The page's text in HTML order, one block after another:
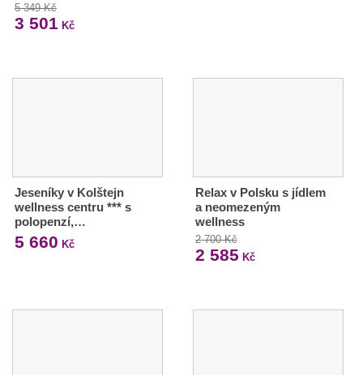
5 349 Kč
3 501 Kč
Jeseníky v Kolštejn
wellness centru *** s
polopenzí,…
5 660 Kč
Relax v Polsku s jídlem
a neomezeným
wellness
2 700 Kč
2 585 Kč